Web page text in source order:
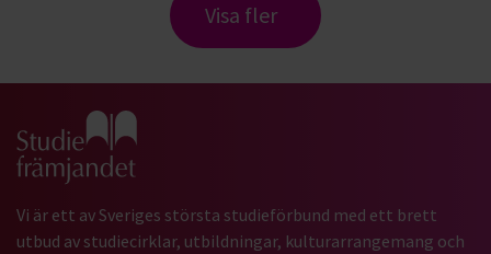
Visa fler
Gå till studiefrämjandets startsida
Vi är ett av Sveriges största studieförbund med ett brett
utbud av studiecirklar, utbildningar, kulturarrangemang och